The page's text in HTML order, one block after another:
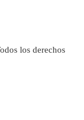
los derechos